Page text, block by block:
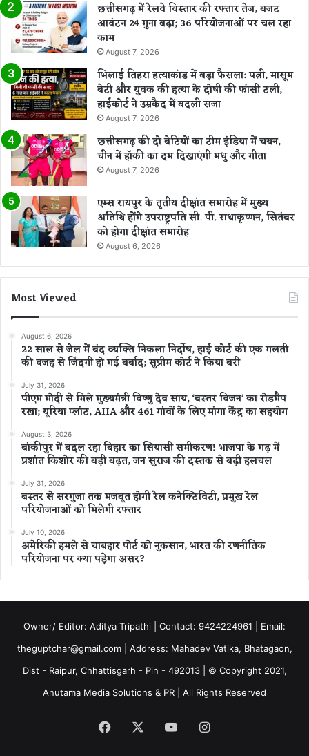
छत्तीसगढ़ में रेलवे विस्तार की रफ्तार तेज, बजट
आवंटन 24 गुना बढ़ा; 36 परियोजनाओं पर चल रहा
काम
August 7, 2026
भिलाई तिहरा हत्याकांड में बड़ा फैसला: पत्नी, मासूम
बेटी और युवक की हत्या के दोषी की फांसी टली,
हाईकोर्ट ने उम्रकैद में बदली सजा
August 7, 2026
छत्तीसगढ़ की दो बेटियों का टीम इंडिया में चयन,
चीन में हॉकी का दम दिखाएंगी मधु और गीता
August 7, 2026
एम्स रायपुर के तृतीय दीक्षांत समारोह में मुख्य
अतिथि होंगे उपराष्ट्रपति सी. पी. राधाकृष्णन, सितंबर
को होगा दीक्षांत समारोह
August 6, 2026
Most Viewed
August 6, 2026
22 साल से जेल में बंद व्यक्ति निकला निर्दोष, हाई कोर्ट की एक गलती
की वजह से जिंदगी हो गई बर्बाद; सुप्रीम कोर्ट ने किया बरी
July 31, 2026
पीएम मोदी से मिले मुख्यमंत्री विष्णु देव साय, ‘बस्तर विजन’ का रोडमैप
रखा; यूरिया प्लांट, AIIA और 461 गांवों के लिए मांगा केंद्र का सहयोग
August 3, 2026
बांकीपुर में बदल रहा बिहार का सियासी समीकरण! भाजपा के गढ़ में
प्रशांत किशोर की बड़ी बढ़त, जन सुराज की दस्तक से बढ़ी हलचल
July 31, 2026
बस्तर से सरगुजा तक मजबूत होगी रेल कनेक्टिविटी, प्रमुख रेल
परियोजनाओं को मिलेगी रफ्तार
July 10, 2026
अमेरिकी हमले से चाबहार पोर्ट को नुकसान, भारत की रणनीतिक
परियोजना पर क्या पड़ेगा असर?
Owner/ Editor: Aditya Tripathi | Contact: 9424224961 | Email:
theguptchar@gmail.com | Address: Mahadev Vatika, Bhatagaon,
Dist - Raipur, Chhattisgarh - Pin - 492013 | © Copyright 2021,
Anutama Media Solutions & PR | All Rights Reserved
Facebook YouTubeInstagram